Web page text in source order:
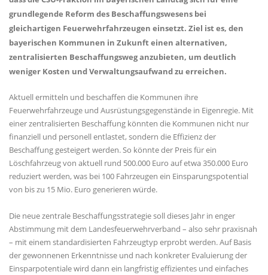
grundlegende Reform des Beschaffungswesens bei
gleichartigen Feuerwehrfahrzeugen einsetzt. Ziel ist es, den
bayerischen Kommunen in Zukunft einen alternativen,
zentralisierten Beschaffungsweg anzubieten, um deutlich
weniger Kosten und Verwaltungsaufwand zu erreichen.
Aktuell ermitteln und beschaffen die Kommunen ihre
Feuerwehrfahrzeuge und Ausrüstungsgegenstände in Eigenregie. Mit
einer zentralisierten Beschaffung könnten die Kommunen nicht nur
finanziell und personell entlastet, sondern die Effizienz der
Beschaffung gesteigert werden. So könnte der Preis für ein
Löschfahrzeug von aktuell rund 500.000 Euro auf etwa 350.000 Euro
reduziert werden, was bei 100 Fahrzeugen ein Einsparungspotential
von bis zu 15 Mio. Euro generieren würde.
Die neue zentrale Beschaffungsstrategie soll dieses Jahr in enger
Abstimmung mit dem Landesfeuerwehrverband – also sehr praxisnah
– mit einem standardisierten Fahrzeugtyp erprobt werden. Auf Basis
der gewonnenen Erkenntnisse und nach konkreter Evaluierung der
Einsparpotentiale wird dann ein langfristig effizientes und einfaches